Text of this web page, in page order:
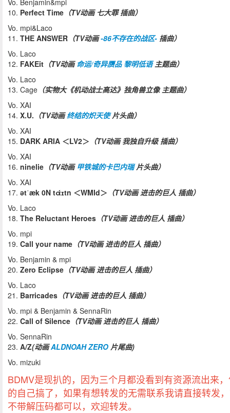
Vo. Benjamin&mpi
10. Perfect Time （TV动画 七大罪 插曲）
Vo. mpi&Laco
11. THE ANSWER （TV动画-86不存在的战区- 插曲）
Vo. Laco
12. FAKEit （TV动画命运/奇异赝品 黎明低语主题曲）
Vo. Laco
13. Cage （实物大《机动战士高达》独角兽立像 主题曲）
Vo. XAI
14. X.U. （TV动画终结的炽天使片头曲）
Vo. XAI
15. DARK ARIA ＜LV2＞ （TV动画 我独自升级 插曲）
Vo. XAI
16. ninelie （TV动画 甲铁城的卡巴内瑞片头曲）
Vo. XAI
17. ətˈæk 0N tάɪtn ＜WMId＞ （TV动画 进击的巨人 插曲）
Vo. Laco
18. The Reluctant Heroes （TV动画 进击的巨人 插曲）
Vo. mpi
19. Call your name （TV动画 进击的巨人 插曲）
Vo. Benjamin & mpi
20. Zero Eclipse （TV动画 进击的巨人 插曲）
Vo. Laco
21. Barricades （TV动画 进击的巨人 插曲）
Vo. mpi & Benjamin & SennaRin
22. Call of Silence （TV动画 进击的巨人 插曲）
Vo. SennaRin
23. A/Z(动画ALDNOAH ZERO 片尾曲)
Vo. mizuki
BDMV是现扒的，因为三个月都没看到有资源流出来
的自己搞了，如果有想转发的无需联系我请直接转发
不带解压码都可以，欢迎转发。